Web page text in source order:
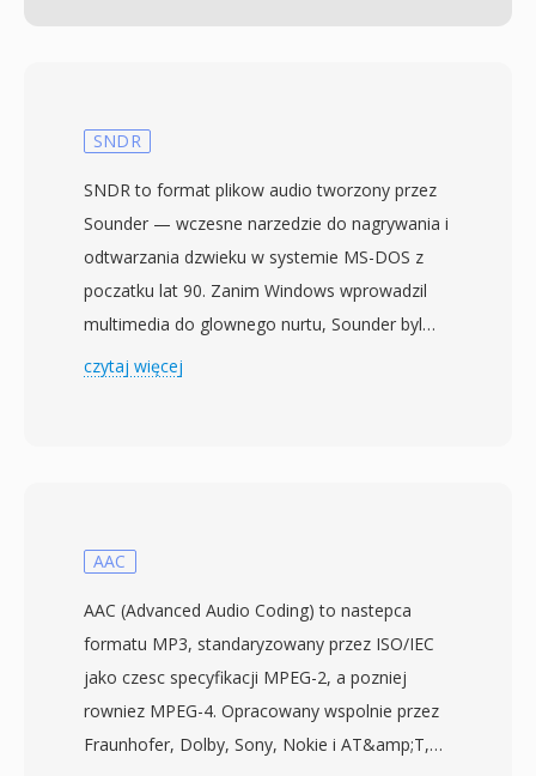
SNDR
SNDR to format plikow audio tworzony przez
Sounder — wczesne narzedzie do nagrywania i
odtwarzania dzwieku w systemie MS-DOS z
poczatku lat 90. Zanim Windows wprowadzil
multimedia do glownego nurtu, Sounder byl
jednym z nielicznych programow DOS
probki PCM bez znaku i bez jakiegokolwiek
domyslnych aplikacji do okreslenia parametrow
odtwarzania. Czestotliwosci probkowania byly
zwykle niskie (4000 do 11025 Hz),
odzwierciedlajac ograniczenia sprzetowe i
koszty przechowywania, gdy dysk twardy 20
czytaj więcej
AAC
AAC (Advanced Audio Coding) to nastepca
formatu MP3, standaryzowany przez ISO/IEC
jako czesc specyfikacji MPEG-2, a pozniej
rowniez MPEG-4. Opracowany wspolnie przez
Fraunhofer, Dolby, Sony, Nokie i AT&amp;T,